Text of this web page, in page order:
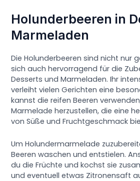
Holunderbeeren in
Marmeladen
Die Holunderbeeren sind nicht nur
sich auch hervorragend für die
Desserts und Marmeladen. Ihr
verleiht vielen Gerichten eine
kannst die reifen Beeren
Marmelade herzustellen, die eine
von Süße und Fruchtgeschmack
Um Holundermarmelade
Beeren waschen und entstielen.
du die Früchte und kochst sie
und eventuell etwas Zitronensaft